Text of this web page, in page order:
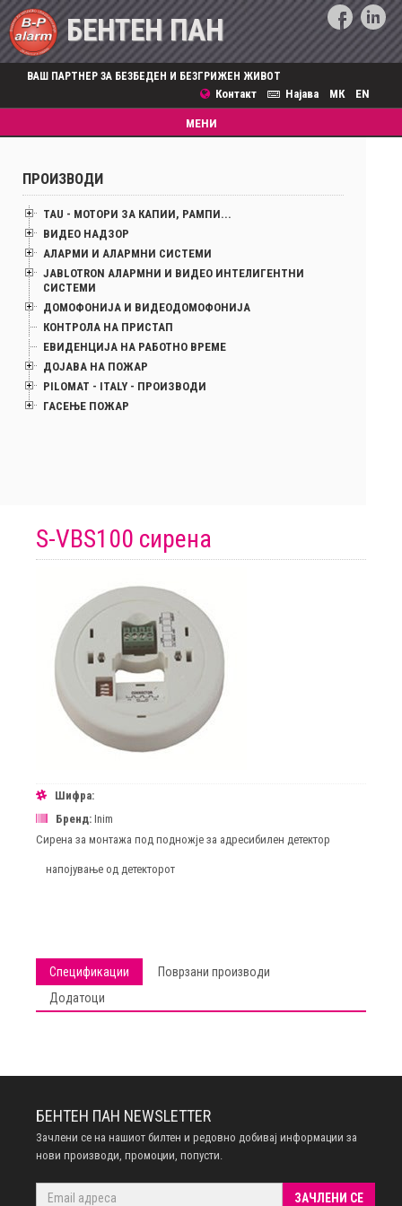
БЕНТЕН ПАН
ВАШ ПАРТНЕР ЗА БЕЗБЕДЕН И БЕЗГРИЖЕН ЖИВОТ
EN
МК
Најава
Контакт
Toggle
navigation
МЕНИ
ПРОИЗВОДИ
TAU - МОТОРИ ЗА КАПИИ, РАМПИ...
ВИДЕО НАДЗОР
АЛАРМИ И АЛАРМНИ СИСТЕМИ
JABLOTRON АЛАРМНИ И ВИДЕО ИНТЕЛИГЕНТНИ
СИСТЕМИ
ДОМОФОНИЈА И ВИДЕОДОМОФОНИЈА
КОНТРОЛА НА ПРИСТАП
ЕВИДЕНЦИЈА НА РАБОТНО ВРЕМЕ
ДОЈАВА НА ПОЖАР
PILOMAT - ITALY - ПРОИЗВОДИ
ГАСЕЊЕ ПОЖАР
S-VBS100 сирена
Шифра:
Бренд: Inim
Сирена за монтажа под подножје за адресибилен детектор
напојување од детекторот
Спецификации
Поврзани производи
Додатоци
БЕНТЕН ПАН NEWSLETTER
Зачлени се на нашиот билтен и редовно добивај информации за
нови производи, промоции, попусти.
ЗАЧЛЕНИ СЕ